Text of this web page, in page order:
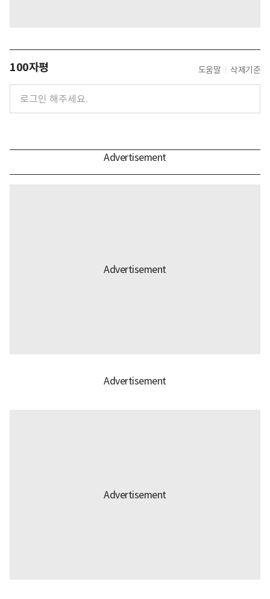
100자평 도움말 삭제기준